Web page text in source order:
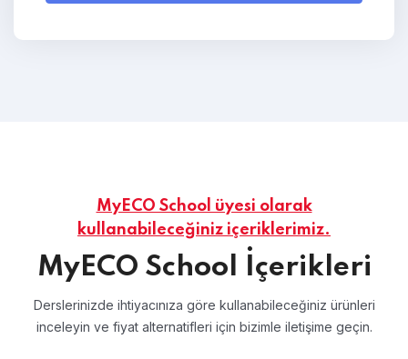
MyECO School üyesi olarak
kullanabileceğiniz içeriklerimiz.
MyECO School İçerikleri
Derslerinizde ihtiyacınıza göre kullanabileceğiniz ürünleri
inceleyin ve fiyat alternatifleri için bizimle iletişime geçin.